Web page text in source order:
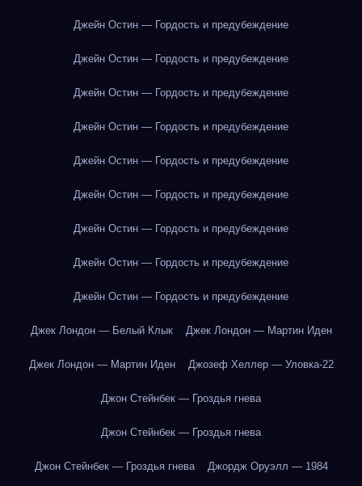
Джейн Остин — Гордость и предубеждение
Джейн Остин — Гордость и предубеждение
Джейн Остин — Гордость и предубеждение
Джейн Остин — Гордость и предубеждение
Джейн Остин — Гордость и предубеждение
Джейн Остин — Гордость и предубеждение
Джейн Остин — Гордость и предубеждение
Джейн Остин — Гордость и предубеждение
Джейн Остин — Гордость и предубеждение
Джек Лондон — Белый Клык Джек Лондон — Мартин Иден
Джек Лондон — Мартин Иден Джозеф Хеллер — Уловка-22
Джон Стейнбек — Гроздья гнева
Джон Стейнбек — Гроздья гнева
Джон Стейнбек — Гроздья гнева Джордж Оруэлл — 1984